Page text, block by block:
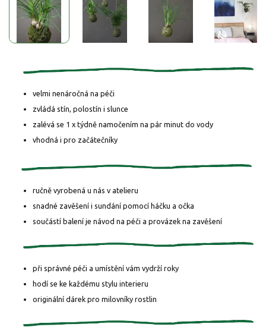
velmi nenáročná na péči
zvládá stín, polostín i slunce
zalévá se 1 x týdně namočením na pár minut do vody
vhodná i pro začátečníky
ručně vyrobená u nás v atelieru
snadné zavěšení i sundání pomocí háčku a očka
součástí balení je návod na péči a provázek na zavěšení
při správné péči a umístění vám vydrží roky
hodí se ke každému stylu interieru
originální dárek pro milovníky rostlin